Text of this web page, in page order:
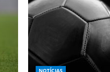
NOTÍCIAS